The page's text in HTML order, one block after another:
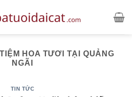
TIỆM HOA TƯƠI TẠI QUẢNG
NGÃI
TIN TỨC